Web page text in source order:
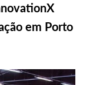
em Porto